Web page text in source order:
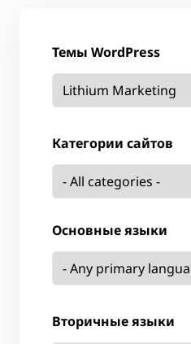
Темы WordPress
Категории сайтов
Основные языки
Вторичные языки